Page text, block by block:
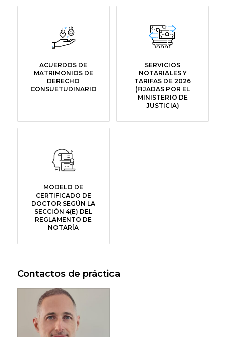
ACUERDOS DE
MATRIMONIOS DE
DERECHO
CONSUETUDINARIO
SERVICIOS
NOTARIALES Y
TARIFAS DE 2026
(FIJADAS POR EL
MINISTERIO DE
JUSTICIA)
MODELO DE
CERTIFICADO DE
DOCTOR SEGÚN LA
SECCIÓN 4(E) DEL
REGLAMENTO DE
NOTARÍA
Contactos de práctica